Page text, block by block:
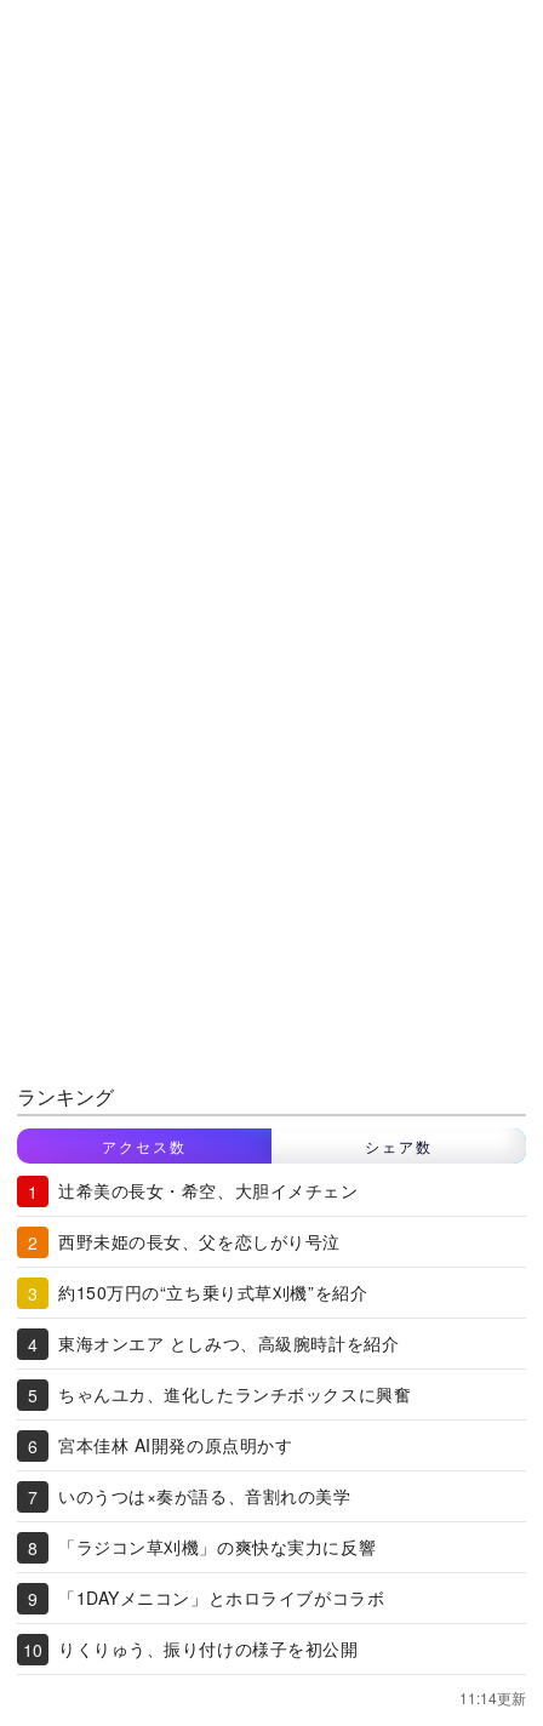
ランキング
アクセス数 シェア数
辻希美の長女・希空、大胆イメチェン
西野未姫の長女、父を恋しがり号泣
約150万円の“立ち乗り式草刈機”を紹介
東海オンエア としみつ、高級腕時計を紹介
ちゃんユカ、進化したランチボックスに興奮
宮本佳林 AI開発の原点明かす
いのうつは×奏が語る、音割れの美学
「ラジコン草刈機」の爽快な実力に反響
「1DAYメニコン」とホロライブがコラボ
りくりゅう、振り付けの様子を初公開
11:14更新